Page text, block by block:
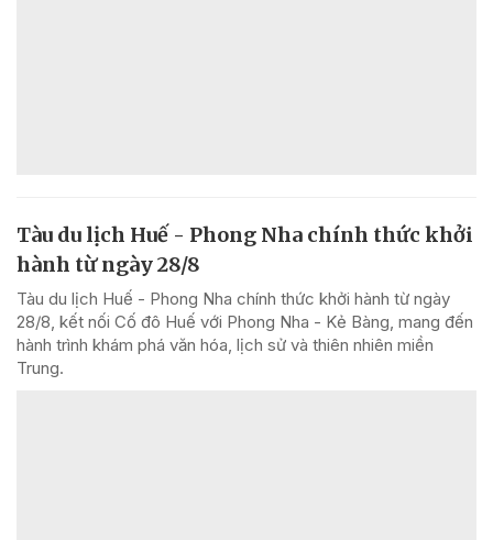
Tàu du lịch Huế - Phong Nha chính thức khởi
hành từ ngày 28/8
Tàu du lịch Huế - Phong Nha chính thức khởi hành từ ngày
28/8, kết nối Cố đô Huế với Phong Nha - Kẻ Bàng, mang đến
hành trình khám phá văn hóa, lịch sử và thiên nhiên miền
Trung.